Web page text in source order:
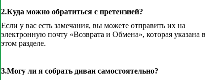
2.Куда можно обратиться с претензией?
Если у вас есть замечания, вы можете отправить их на
электронную почту «Возврата и Обмена», которая указана в
этом разделе.
3.Могу ли я собрать диван самостоятельно?